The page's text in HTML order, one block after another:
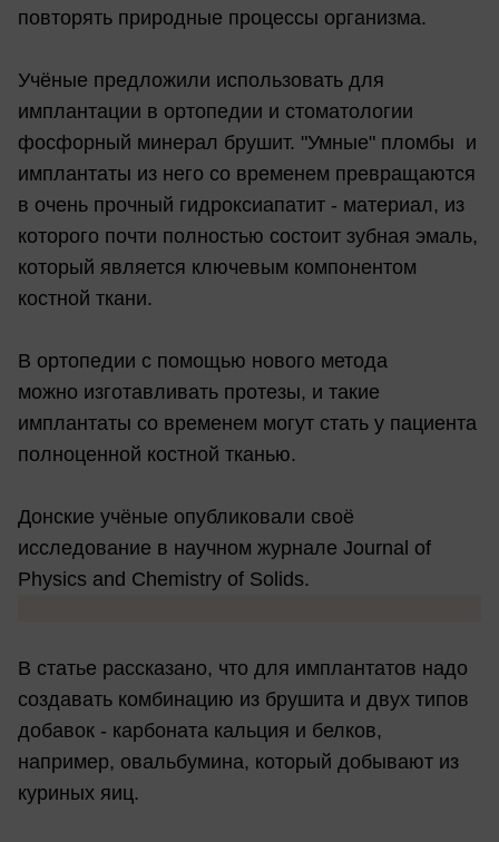
повторять природные процессы организма.
Учёные предложили использовать для
имплантации в ортопедии и стоматологии
фосфорный минерал брушит. "Умные" пломбы и
имплантаты из него со временем превращаются
в очень прочный гидроксиапатит - материал, из
которого почти полностью состоит зубная эмаль,
который является ключевым компонентом
костной ткани.
В ортопедии с помощью нового метода
можно изготавливать протезы, и такие
имплантаты со временем могут стать у пациента
полноценной костной тканью.
Донские учёные опубликовали своё
исследование в научном журнале Journal of
Physics and Chemistry of Solids.
В статье рассказано, что для имплантатов надо
создавать комбинацию из брушита и двух типов
добавок - карбоната кальция и белков,
например, овальбумина, который добывают из
куриных яиц.